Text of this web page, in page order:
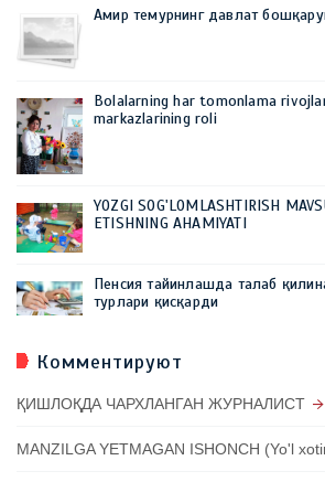
Амир темурнинг давлат
Bolalarning har tomonlama
markazlarining roli
YOZGI SOG'LOMLASHTIRISH
ETISHNING AHAMIYATI
Пенсия тайинлашда талаб
турлари қисқарди
Комментируют
ҚИШЛОҚДА ЧАРХЛАНГАН ЖУРНАЛИСТ
MANZILGA YETMAGAN ISHONCH (Yo'l